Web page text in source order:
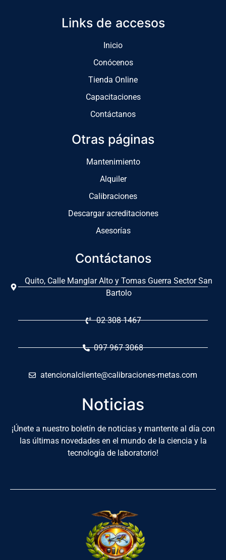
Links de accesos
Inicio
Conócenos
Tienda Online
Capacitaciones
Contáctanos
Otras páginas
Mantenimiento
Alquiler
Calibraciones
Descargar acreditaciones
Asesorías
Contáctanos
Quito, Calle Manglar Alto y Tomas Guerra Sector San
Bartolo
02 308 1467
097 967 3068
atencionalcliente@calibraciones-metas.com
Noticias
¡Únete a nuestro boletín de noticias y mantente al día con
las últimas novedades en el mundo de la ciencia y la
tecnología de laboratorio!